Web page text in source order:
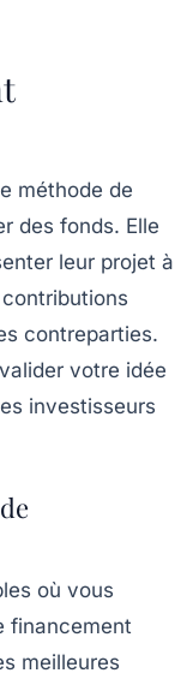
méthode de
des fonds. Elle
leur projet à
contreparties.
votre idée
investisseurs
où vous
financement
meilleures